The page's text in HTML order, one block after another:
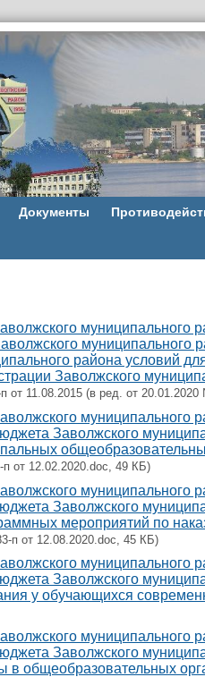
Документы
муниципального
района условий
Заволжского
от 11.08.2015 (в ред. от
Заволжского
от 12.02.2020.doc, 49 КБ)
Заволжского
мероприятий по
п от 12.08.2020.doc, 45 КБ)
Заволжского
у обучающихся
Заволжского
в общеобразовательных